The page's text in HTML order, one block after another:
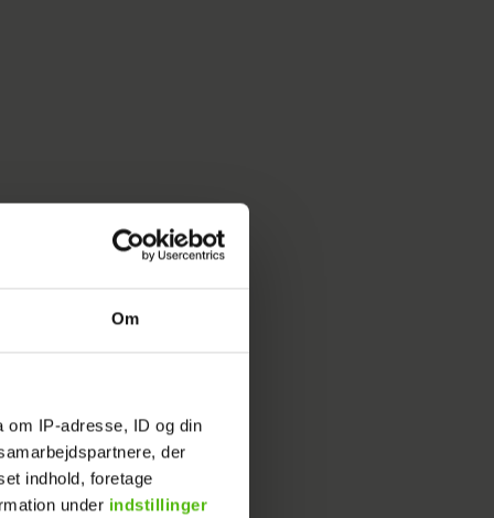
Om
IP-adresse, ID og din
der
indhold, foretage
under indstillinger
iisen.